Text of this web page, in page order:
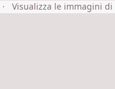
Visualizza le immagini di